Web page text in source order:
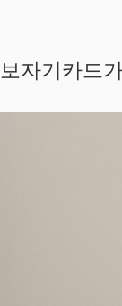
보자기카드